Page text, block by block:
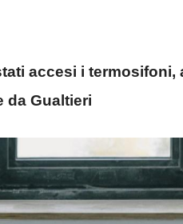
accesi i
da Gualtieri